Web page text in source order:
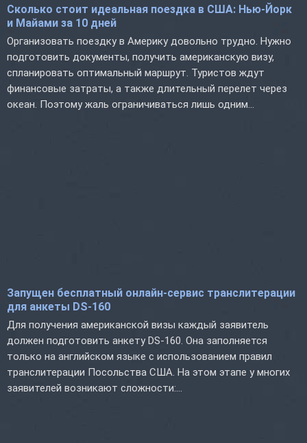
Сколько стоит идеальная поездка в США: Нью-Йорк
и Майами за 10 дней
Организовать поездку в Америку довольно трудно. Нужно
подготовить документы, получить американскую визу,
спланировать оптимальный маршрут. Туристов ждут
финансовые затраты, а также длительный перелет через
океан. Поэтому жаль ограничиваться лишь одним...
Запущен бесплатный онлайн-сервис транслитерации
для анкеты DS-160
Для получения американской визы каждый заявитель
должен подготовить анкету DS-160. Она заполняется
только на английском языке с использованием правил
транслитерации Посольства США. На этом этапе у многих
заявителей возникают сложности:...